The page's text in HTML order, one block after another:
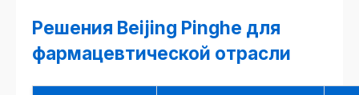
Решения Beijing Pinghe для
фармацевтической отрасли